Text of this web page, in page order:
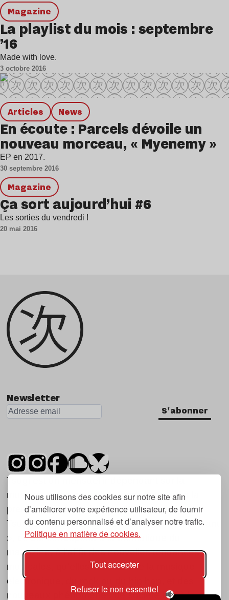
Nous utilisons des cookies sur notre site afin
d’améliorer votre expérience utilisateur, de fournir
du contenu personnalisé et d’analyser notre trafic.
Politique en matière de cookies.
Tout accepter
Refuser le non essentiel
magazine
La playlist du mois : septembre
’16
Made with love.
3 octobre 2016
Articles news
En écoute : Parcels dévoile un
nouveau morceau, « Myenemy »
EP en 2017.
30 septembre 2016
magazine
Ça sort aujourd’hui #6
Les sorties du vendredi !
20 mai 2016
Newsletter
S'abonner
Tsugi est un mensuel indépendant sur la
musique et les nouvelles tendances, dont la
première parution date de 2007.
Tsugi en japonais signifie « prochain », « suivant
», ce qui correspond à la thématique du
magazine, à l’affût des nouvelles tendances
musicales, qu’elles viennent de la musique
électronique, du rock ou du hip hop, et des
nouveaux phénomènes de société liés à la